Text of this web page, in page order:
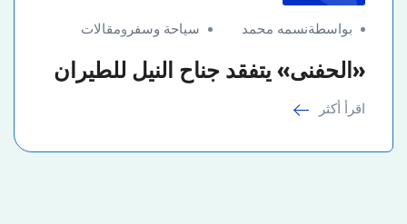
بواسطةنسمه محمد سياحة وسفر ومقالات
«الحفنى» يتفقد جناح النيل للطيران
اقرأ أكثر